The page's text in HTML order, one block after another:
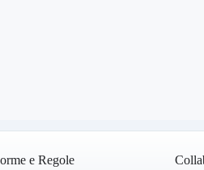
e Regole